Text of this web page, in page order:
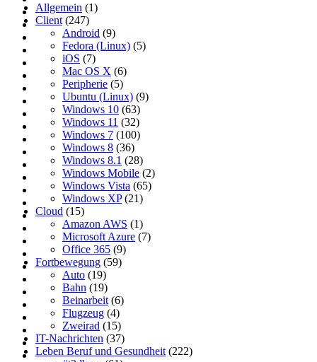
Allgemein (1)
Client (247)
Android (9)
Fedora (Linux) (5)
iOS (7)
Mac OS X (6)
Peripherie (5)
Ubuntu (Linux) (9)
Windows 10 (63)
Windows 11 (32)
Windows 7 (100)
Windows 8 (36)
Windows 8.1 (28)
Windows Mobile (2)
Windows Vista (65)
Windows XP(21)
Cloud (15)
Amazon AWS (1)
Microsoft Azure (7)
Office 365 (9)
Fortbewegung (59)
Auto (19)
Bahn (19)
Beinarbeit (6)
Flugzeug (4)
Zweirad (15)
IT-Nachrichten (37)
Leben Beruf und Gesundheit (222)